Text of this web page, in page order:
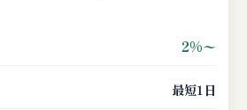
2%〜
最短1日